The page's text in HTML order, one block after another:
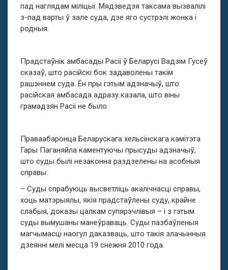
пад наглядам міліцыі. Мядзведзя таксама вызвалілі
з-пад варты ў зале суда, дзе яго сустрэлі жонка і
родныя.
Прадстаўнік амбасады Расіі ў Беларусі Вадзім Гусеў
сказаў, што расійскі бок задаволены такім
рашэннем суда. Ён пры гэтым адзначыў, што
расійская амбасада адразу казала, што віны
грамадзян Расіі не было.
Праваабаронца Беларускага хельсінскага камітэта
Гары Паганяйла каментуючы прысуды адзначыў,
што суды былі незаконна раздзелены на асобныя
справы:
– Суды спрабуюць высветліць акалічнасці справы,
хоць матэрыялы, якія прадстаўлены суду, крайне
слабыя, доказы цалкам супярэчлівыя – і з гэтым
суды вымушаны манеўраваць. Суды пазбаўленыя
магчымасці наогул даказваць, што такія злачынныя
дзеянні мелі месца 19 снежня 2010 года.